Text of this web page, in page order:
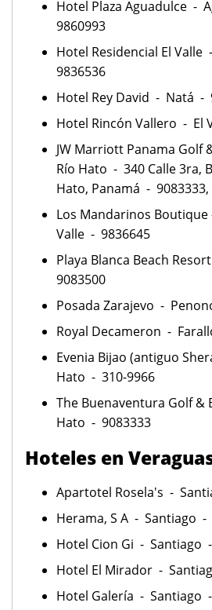
Hotel Plaza Aguadulce -
9860993
Hotel Residencial El Valle
9836536
Hotel Rey David - Natá -
Hotel Rincón Vallero - El
JW Marriott Panama Golf
Río Hato - 340 Calle 3ra,
Hato, Panamá - 9083333,
Los Mandarinos
Valle - 9836645
Playa Blanca Beach
9083500
Posada Zarajevo -
Royal Decameron -
Evenia Bijao (antiguo
Hato - 310-9966
The Buenaventura Golf &
Hato - 9083333
Hoteles en
Apartotel Rosela's -
Herama, S A - Santiago
Hotel Cion Gi -
Hotel El Mirador -
Hotel Galería -